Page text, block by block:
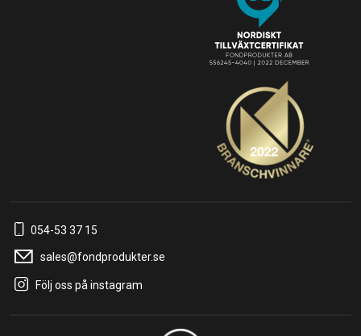
054-53 37 15
sales@fondprodukter.se
Följ oss på instagram